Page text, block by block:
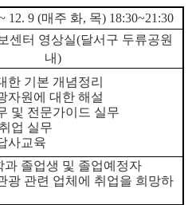
12. 9 (매주 화, 목) 18:30~21:30
센터 영상실(달서구 두류공원
내)
한 기본 개념정리
자원에 대한 해설
및 전문가이드 실무
업 실무
사교육
과 졸업생 및 졸업예정자
광 관련 업체에 취업을 희망하